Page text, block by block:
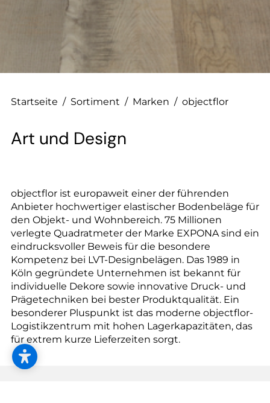
--
Startseite / Sortiment / Marken / objectflor
Art und Design
objectflor ist europaweit einer der führenden
Anbieter hochwertiger elastischer Bodenbeläge für
den Objekt- und Wohnbereich. 75 Millionen
verlegte Quadratmeter der Marke EXPONA sind ein
eindrucksvoller Beweis für die besondere
Kompetenz bei LVT-Designbelägen. Das 1989 in
Köln gegründete Unternehmen ist bekannt für
individuelle Dekore sowie innovative Druck- und
Prägetechniken bei bester Produktqualität. Ein
besonderer Pluspunkt ist das moderne objectflor-
Logistikzentrum mit hohen Lagerkapazitäten, das
für extrem kurze Lieferzeiten sorgt.